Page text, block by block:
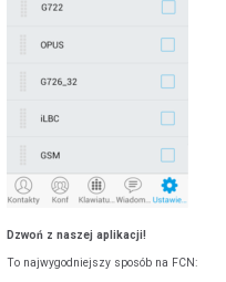
Dzwoń z naszej aplikacji!
To najwygodniejszy sposób na FCN: